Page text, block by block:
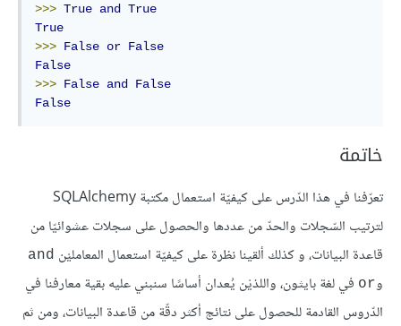
>>> True and
True
True
>>> False or False
False
>>> False and
False
False
خاتمة
تعرّفنا في هذا الدّرس على كيفيّة استعمال مكتبة SQLAlchemy
لترتيب السّجلات والحدّ من عددها والحصول على سجلات عشوائيّا من
قاعدة البيانات، و كذلك ألقينا نظرة على كيفيّة استعمال المعامليْن and
وor في لغة بايثون، واللذيْن يُعدان أساسًا سنبني عليه بقية معارفنا في
الدّروس القادمة للحصول على نتائج أكثر دقّة من قاعدة البيانات، ومن ثم